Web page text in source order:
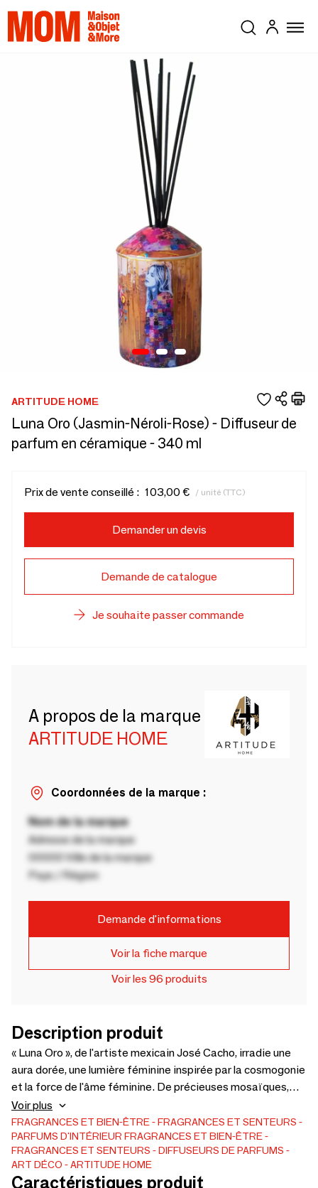
ARTITUDE HOME
Luna Oro (Jasmin-Néroli-Rose) - Diffuseur de
parfum en céramique - 340 ml
Prix de vente conseillé : 103,00 € / unité (TTC)
Demander un devis
Demande de catalogue
Je souhaite passer commande
A propos de la marque
ARTITUDE HOME
Coordonnées de la marque :
Nom de la marque
Adresse de la marque
00000 Ville de la marque
Pays / Région
Demande d'informations
Voir la fiche marque
Voir les 96 produits
Description produit
« Luna Oro », de l'artiste mexicain José Cacho, irradie une
aura dorée, une lumière féminine inspirée par la cosmogonie
et la force de l'âme féminine. De précieuses mosaïques,
inspirées de Klimt, dessinent une élégance sensuelle, tandis
que chaque flamme célèbre la grâce, la puissance et la
richesse intérieure. Parfum : Jasmin-Néroli-Rose
Hauteur/Contenance : 13,3 cm/340 ml Matériau :
Céramique
Voir plus
FRAGRANCES ET BIEN-ÊTRE
FRAGRANCES ET SENTEURS
PARFUMS D'INTÉRIEUR FRAGRANCES ET BIEN-ÊTRE
FRAGRANCES ET SENTEURS
DIFFUSEURS DE PARFUMS
ART DÉCO
ARTITUDE HOME
Caractéristiques produit